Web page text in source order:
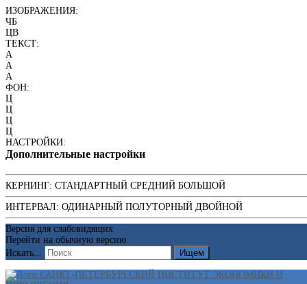
ИЗОБРАЖЕНИЯ:
ЧБ
ЦВ
ТЕКСТ:
A
A
A
ФОН:
Ц
Ц
Ц
Ц
НАСТРОЙКИ:
Дополнительные настройки
КЕРНИНГ: СТАНДАРТНЫЙ СРЕДНИЙ БОЛЬШОЙ
ИНТЕРВАЛ: ОДИНАРНЫЙ ПОЛУТОРНЫЙ ДВОЙНОЙ
Версия для слабовидящих
Перейти на обычную версию
Искать...
Ищем